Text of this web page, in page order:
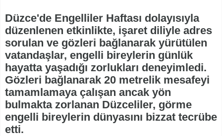
Düzce'de Engelliler Haftası dolayısıyla
düzenlenen etkinlikte, işaret diliyle adres
sorulan ve gözleri bağlanarak yürütülen
vatandaşlar, engelli bireylerin günlük
hayatta yaşadığı zorlukları deneyimledi.
Gözleri bağlanarak 20 metrelik mesafeyi
tamamlamaya çalışan ancak yön
bulmakta zorlanan Düzceliler, görme
engelli bireylerin dünyasını bizzat tecrübe
etti.